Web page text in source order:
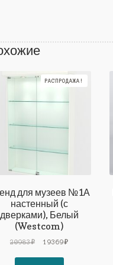
для музеев №1А
настенный (с
дверками), Белый
(Westcom)
РАСПРОДАЖА!
20983₽
Первоначальная
19369₽Текущая